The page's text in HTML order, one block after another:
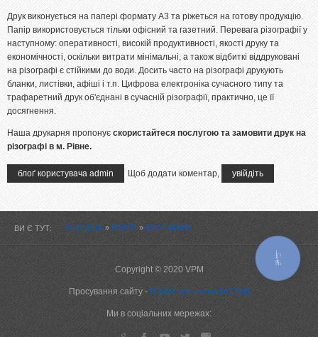
Ламінування
Різограф
Тиснення
Цифровий друк
Офсетний друк
Дизайн
ОПЛАТА І ДОСТАВКА
Друк виконується на папері формату А3 та ріжеться на готову продукцію.
Папір використовується тільки офісний та газетний. Перевага різографії у
наступному: оперативності, високій продуктивності, якості друку та
економічності, оскільки витрати мінімальні, а також відбиткі віддруковані
на різографі є стійкими до води. Досить часто на різографі друкують
бланки, листівки, афіші і т.п. Цифрова електроніка сучасного типу та
трафаретний друк об'єднані в сучасній різографії, практично, це її
досягнення.
Наша друкарня пропонує скористайтеся послугою та замовити друк на
різографі в м. Рівне.
блоґ користувача admin Щоб додати коментар, увійдіть
ВИ Є ТУТ ГОЛОВНА » БЛОҐИ » БЛОҐ ADMIN
Copyright © 2020 VPM
Просування сайту - Digital-агентство [inClick]
Ми в соціальних мережах:
КНОПКА
ЗВ'ЯЗКУ